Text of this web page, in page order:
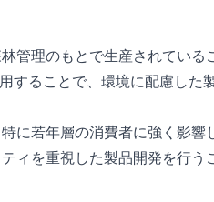
管理のもとで生産されてい
することで、環境に配慮し
に若年層の消費者に強く影
ィを重視した製品開発を行